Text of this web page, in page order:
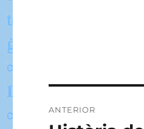
d'entrades
ANTERIOR